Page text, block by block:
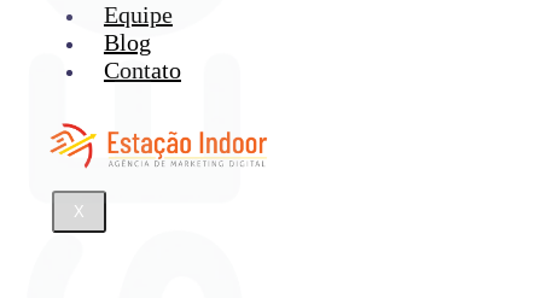
Equipe
Blog
Contato
X